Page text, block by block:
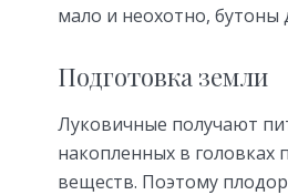
мало и неохотно, бутоны
Подготовка земли
Луковичные получают
накопленных в головках
веществ. Поэтому